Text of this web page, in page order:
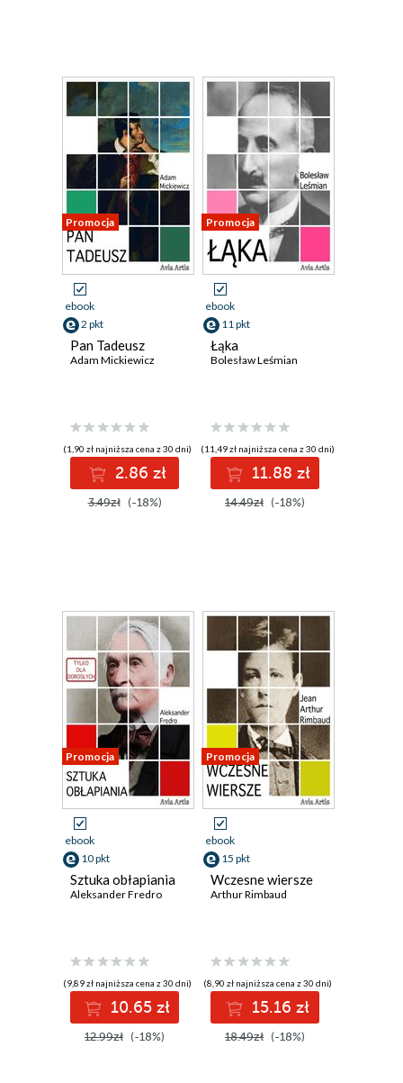
Promocja
ebook
2 pkt
Pan Tadeusz
Adam Mickiewicz
(1,90 zł najniższa cena z 30 dni)
2.86 zł
3.49zł (-18%)
Promocja
ebook
11 pkt
Łąka
Bolesław Leśmian
(11,49 zł najniższa cena z 30 dni)
11.88 zł
14.49zł (-18%)
Promocja
ebook
10 pkt
Sztuka obłapiania
Aleksander Fredro
(9,89 zł najniższa cena z 30 dni)
10.65 zł
12.99zł (-18%)
Promocja
ebook
15 pkt
Wczesne wiersze
Arthur Rimbaud
(8,90 zł najniższa cena z 30 dni)
15.16 zł
18.49zł (-18%)